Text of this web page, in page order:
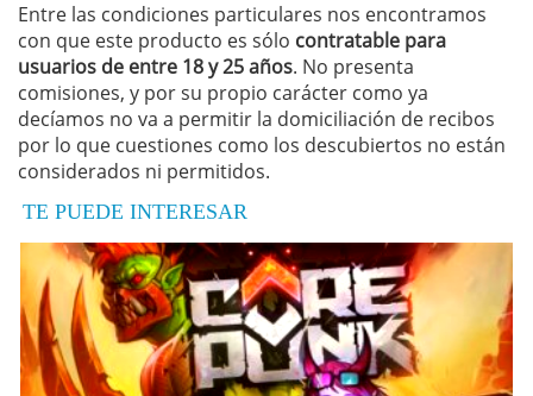
Entre las condiciones particulares nos encontramos
con que este producto es sólo contratable para
usuarios de entre 18 y 25 años. No presenta
comisiones, y por su propio carácter como ya
decíamos no va a permitir la domiciliación de recibos
por lo que cuestiones como los descubiertos no están
considerados ni permitidos.
TE PUEDE INTERESAR